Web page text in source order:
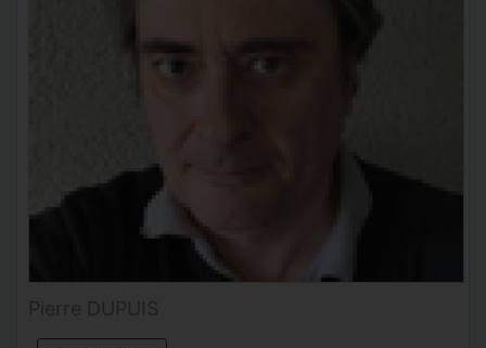
Pierre DUPUIS